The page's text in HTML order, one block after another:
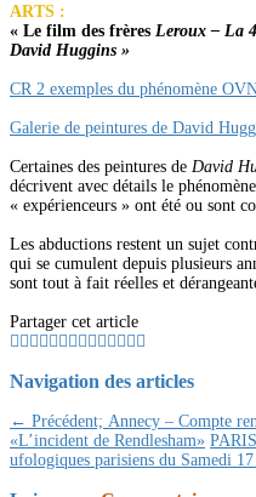
ARTS :
« Le film des frères Leroux – La
David Huggins »
CR 2 exemples du phénomène
Galerie de peintures de David
Certaines des peintures de David
décrivent avec détails le
« expérienceurs » ont été ou sont
Les abductions restent un sujet
qui se cumulent depuis plusieurs
sont tout à fait réelles et
Partager cet article
Navigation des articles
← Précédent; Annecy – Compte
«L’incident de Rendlesham»
ufologiques parisiens du Samedi